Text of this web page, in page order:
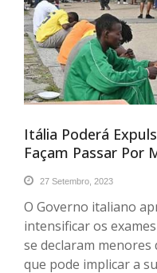
Itália Poderá
Façam Passar Por
27 Setembro, 2023
O Governo italiano
intensificar os
se declaram menores
que pode implicar a